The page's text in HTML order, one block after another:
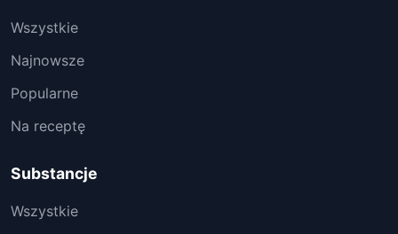
Wszystkie
Najnowsze
Popularne
Na receptę
Substancje
Wszystkie